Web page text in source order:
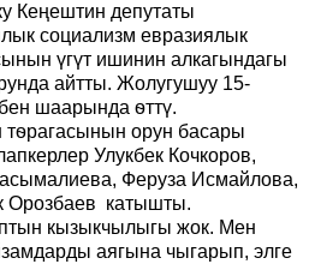
Кеңештин депутаты
социализм евразиялык
үгүт ишинин алкагындагы
айтты. Жолугушуу 15-
шаарында ѳттү.
орун басары
Улукбек Кочкоров,
Феруза Исмайлова,
Орозбаев катышты.
кызыкчылыгы жок. Мен
аягына чыгарып, элге